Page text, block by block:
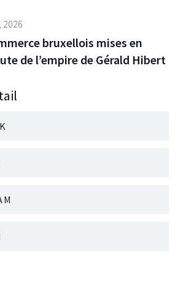
2026
bruxellois mises en
de l’empire de Gérald Hibert